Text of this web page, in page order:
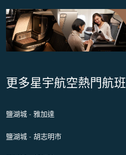
更多星宇航空熱門航班
鹽湖城 - 雅加達
鹽湖城 - 胡志明市